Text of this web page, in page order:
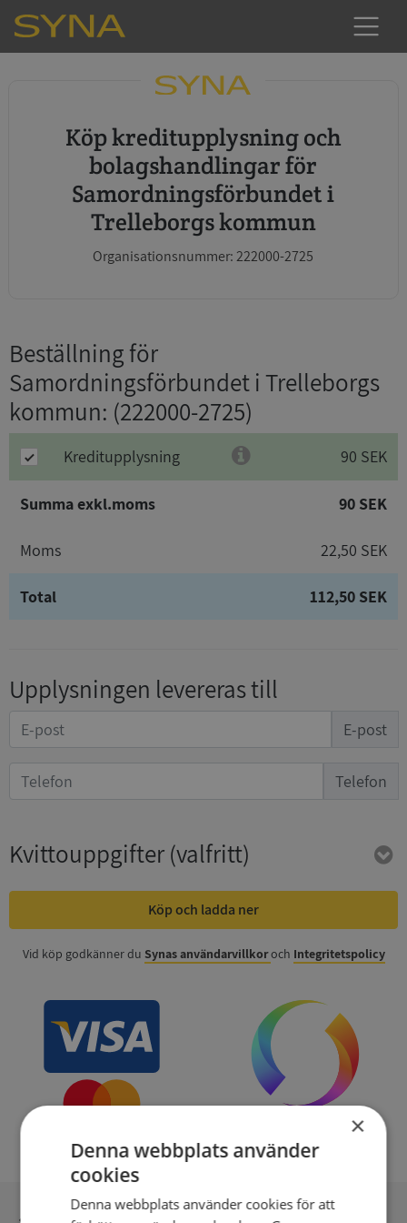
Köp kreditupplysning och
bolagshandlingar för
Samordningsförbundet i
Trelleborgs kommun
Organisationsnummer: 222000-2725
Beställning för
Samordningsförbundet i Trelleborgs
kommun: (222000-2725)
Kreditupplysning 90 SEK
Summa exkl.moms 90 SEK
Moms 22,50 SEK
Total 112,50 SEK
Upplysningen levereras till
E-post
Telefon
Kvittouppgifter(valfritt)
Köp och ladda ner
Vid köp godkänner du Synas användarvillkoroch Integritetspolicy
×
Denna webbplats använder
cookies
Denna webbplats använder cookies för att